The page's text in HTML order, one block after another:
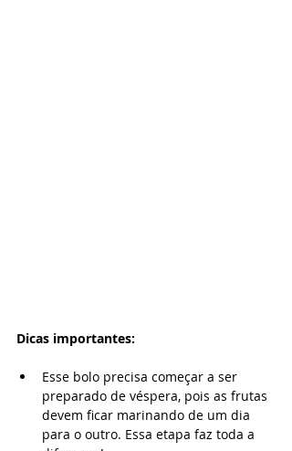
Dicas importantes:
Esse bolo precisa começar a ser
preparado de véspera, pois as frutas
devem ficar marinando de um dia
para o outro. Essa etapa faz toda a